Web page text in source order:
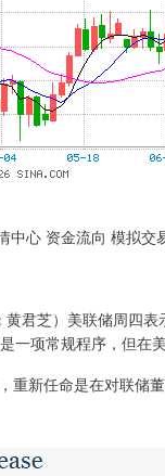
中心 资金流向 模拟交
芝）美联储周四表
一项常规程序，但在
新任命是在对联储